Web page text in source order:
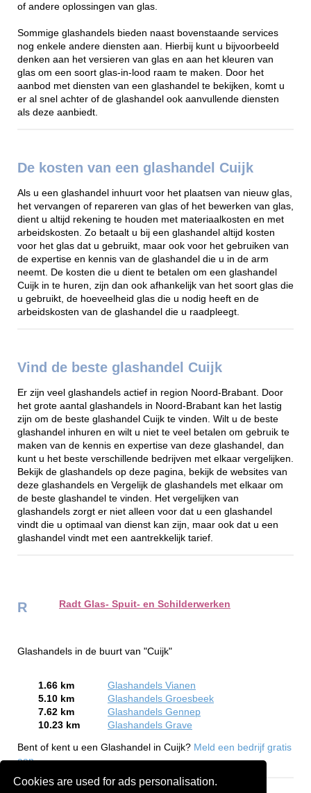
Cookies are used for ads personalisation.
of andere oplossingen van glas.
Sommige glashandels bieden naast bovenstaande services
nog enkele andere diensten aan. Hierbij kunt u bijvoorbeeld
denken aan het versieren van glas en aan het kleuren van
glas om een soort glas-in-lood raam te maken. Door het
aanbod met diensten van een glashandel te bekijken, komt u
er al snel achter of de glashandel ook aanvullende diensten
als deze aanbiedt.
De kosten van een glashandel Cuijk
Als u een glashandel inhuurt voor het plaatsen van nieuw glas,
het vervangen of repareren van glas of het bewerken van glas,
dient u altijd rekening te houden met materiaalkosten en met
arbeidskosten. Zo betaalt u bij een glashandel altijd kosten
voor het glas dat u gebruikt, maar ook voor het gebruiken van
de expertise en kennis van de glashandel die u in de arm
neemt. De kosten die u dient te betalen om een glashandel
Cuijk in te huren, zijn dan ook afhankelijk van het soort glas die
u gebruikt, de hoeveelheid glas die u nodig heeft en de
arbeidskosten van de glashandel die u raadpleegt.
Vind de beste glashandel Cuijk
Er zijn veel glashandels actief in region Noord-Brabant. Door
het grote aantal glashandels in Noord-Brabant kan het lastig
zijn om de beste glashandel Cuijk te vinden. Wilt u de beste
glashandel inhuren en wilt u niet te veel betalen om gebruik te
maken van de kennis en expertise van deze glashandel, dan
kunt u het beste verschillende bedrijven met elkaar vergelijken.
Bekijk de glashandels op deze pagina, bekijk de websites van
deze glashandels en Vergelijk de glashandels met elkaar om
de beste glashandel te vinden. Het vergelijken van
glashandels zorgt er niet alleen voor dat u een glashandel
vindt die u optimaal van dienst kan zijn, maar ook dat u een
glashandel vindt met een aantrekkelijk tarief.
R Radt Glas- Spuit- en Schilderwerken
Glashandels in de buurt van "Cuijk"
1.66 km
Glashandels Vianen
5.10 km
Glashandels Groesbeek
7.62 km
Glashandels Gennep
10.23 km
Glashandels Grave
Bent of kent u een Glashandel in Cuijk? Meld een bedrijf gratis
aan